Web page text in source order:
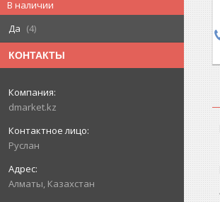
В наличии
Да
4
КОНТАКТЫ
dmarket.kz
Руслан
Алматы, Казахстан